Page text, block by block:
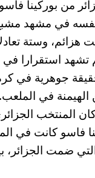
من بوركينا
نفسه في مشهد
هزائم، وستة
تشهد استقرارا
جوهرية في كرة
الهيمنة في
المنتخب
فاسو كانت في
ضمت الجزائر،